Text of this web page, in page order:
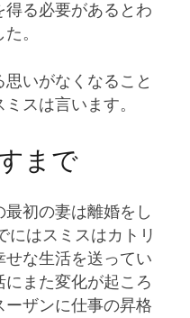
る必要があるとわ
。
思いがなくなること
スは言います。
まで
初の妻は離婚をし
にはスミスはカトリ
せな生活を送ってい
にまた変化が起ころ
ーザンに仕事の昇格